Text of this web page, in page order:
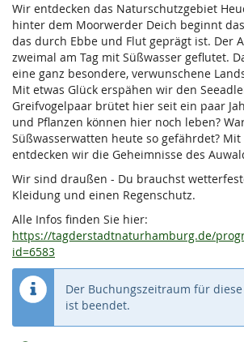
Wir entdecken das Naturschutzgebiet
hinter dem Moorwerder Deich beginnt
das durch Ebbe und Flut geprägt ist. Der
zweimal am Tag mit Süßwasser geflutet.
eine ganz besondere, verwunschene
Mit etwas Glück erspähen wir den
Greifvogelpaar brütet hier seit ein paar
und Pflanzen können hier noch leben?
Süßwasserwatten heute so gefährdet?
entdecken wir die Geheimnisse des
Wir sind draußen - Du brauchst
Kleidung und einen Regenschutz.
Alle Infos finden Sie hier:
https://tagderstadtnaturhamburg.de/
id=6583
Der Buchungszeitraum für
ist beendet.